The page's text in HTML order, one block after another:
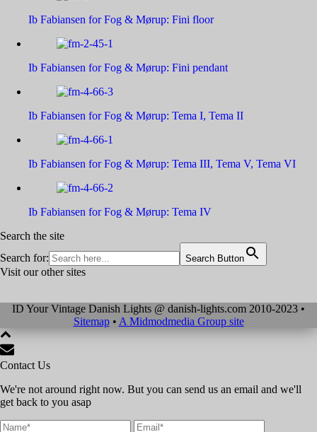
Ib Fabiansen for Fog & Mørup: Fini floor
Ib Fabiansen for Fog & Mørup: Fini pendant
Ib Fabiansen for Fog & Mørup: Tema I, Tema II
Ib Fabiansen for Fog & Mørup: Tema III, Tema V, Tema VI
Ib Fabiansen for Fog & Mørup: Tema IV
Search the site
Search for:
Search Button
Visit our other sites
ID Your Vintage Danish Lights @ danish-lights.com 2010-2023 •
Sitemap• A Midmodmedia Group site
Contact Us
We're not around right now. But you can send us an email and we'll
get back to you asap